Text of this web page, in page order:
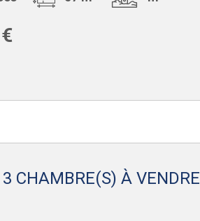
CHAMBRE(S) À VENDRE